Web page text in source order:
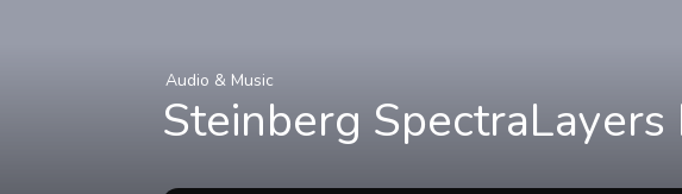
Audio & Music
Steinberg